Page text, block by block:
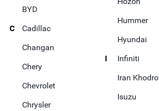
BYD
C
Cadillac
Changan
Chery
Chevrolet
Chrysler
Hummer
Hyundai
I
Infiniti
Iran Khodro
Isuzu